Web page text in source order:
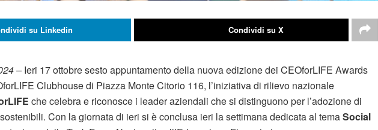
su Linkedin Condividi su X
–Ieri 17 ottobre sesto appuntamento della nuova edizione dei CEOforLIFE Awards
Clubhouse di Piazza Monte Citorio 116, l’iniziativa di rilievo nazionale
che celebra e riconosce i leader aziendali che si distinguono per l’adozione di
Con la giornata di ieri si è conclusa ieri la settimana dedicata al temaSocial